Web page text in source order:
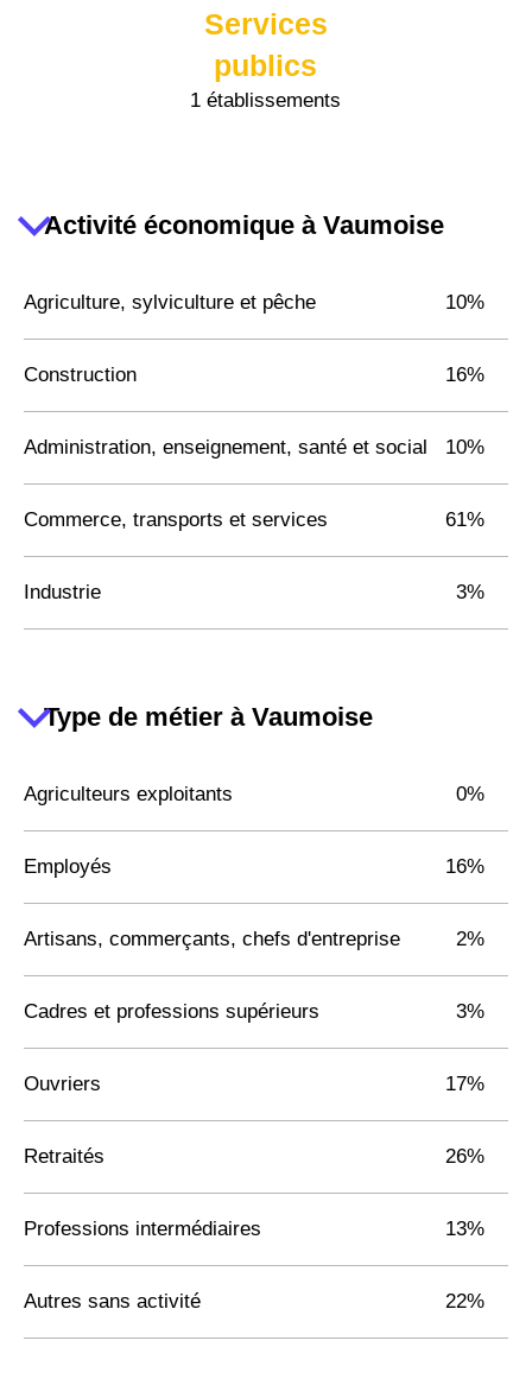
Services
publics
1 établissements
Activité économique à Vaumoise
Agriculture, sylviculture et pêche 10%
Construction 16%
Administration, enseignement, santé et social 10%
Commerce, transports et services 61%
Industrie 3%
Type de métier à Vaumoise
Agriculteurs exploitants 0%
Employés 16%
Artisans, commerçants, chefs d'entreprise 2%
Cadres et professions supérieurs 3%
Ouvriers 17%
Retraités 26%
Professions intermédiaires 13%
Autres sans activité 22%